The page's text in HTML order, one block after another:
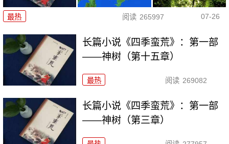
最热 阅读 265997 07-26
长篇小说《四季蛮荒》：第一部
——神树（第十五章）
最热 阅读 269082
长篇小说《四季蛮荒》：第一部
——神树（第三章）